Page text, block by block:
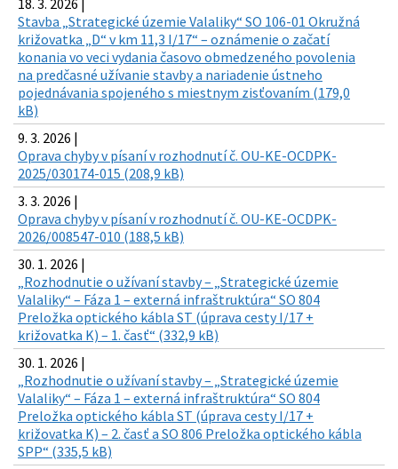
18. 3. 2026 |
Stavba „Strategické územie Valaliky“ SO 106-01 Okružná
križovatka „D“ v km 11,3 I/17“ – oznámenie o začatí
konania vo veci vydania časovo obmedzeného povolenia
na predčasné užívanie stavby a nariadenie ústneho
pojednávania spojeného s miestnym zisťovaním (179,0
kB)
9. 3. 2026 |
Oprava chyby v písaní v rozhodnutí č. OU-KE-OCDPK-
2025/030174-015 (208,9 kB)
3. 3. 2026 |
Oprava chyby v písaní v rozhodnutí č. OU-KE-OCDPK-
2026/008547-010 (188,5 kB)
30. 1. 2026 |
„Rozhodnutie o užívaní stavby – „Strategické územie
Valaliky“ – Fáza 1 – externá infraštruktúra“ SO 804
Preložka optického kábla ST (úprava cesty I/17 +
križovatka K) – 1. časť“ (332,9 kB)
30. 1. 2026 |
„Rozhodnutie o užívaní stavby – „Strategické územie
Valaliky“ – Fáza 1 – externá infraštruktúra“ SO 804
Preložka optického kábla ST (úprava cesty I/17 +
križovatka K) – 2. časť a SO 806 Preložka optického kábla
SPP“ (335,5 kB)